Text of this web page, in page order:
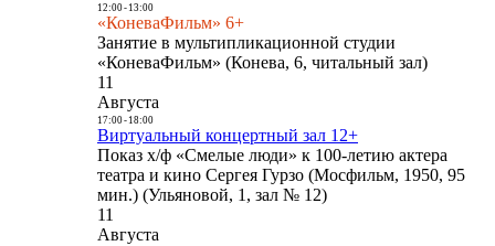
12:00- 13:00
«КоневаФильм» 6+
Занятие в мультипликационной студии
«КоневаФильм» (Конева, 6, читальный зал)
11
Августа
17:00- 18:00
Виртуальный концертный зал 12+
Показ х/ф «Смелые люди» к 100-летию актера
театра и кино Сергея Гурзо (Мосфильм, 1950, 95
мин.) (Ульяновой, 1, зал № 12)
11
Августа